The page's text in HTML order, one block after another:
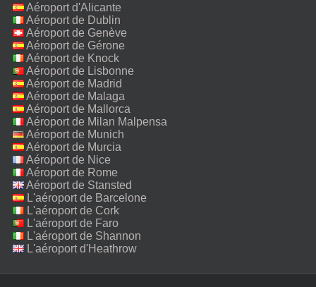
Aéroport d'Alicante
Aéroport de Dublin
Aéroport de Genève
Aéroport de Gérone
Aéroport de Knock
Aéroport de Lisbonne
Aéroport de Madrid
Aéroport de Malaga
Aéroport de Mallorca
Aéroport de Milan Malpensa
Aéroport de Munich
Aéroport de Murcia
Aéroport de Nice
Aéroport de Rome
Fiumicino
Aéroport de Stansted
L'aéroport de Barcelone
L'aéroport de Cork
L'aéroport de Faro
L'aéroport de Shannon
L'aéroport d'Heathrow